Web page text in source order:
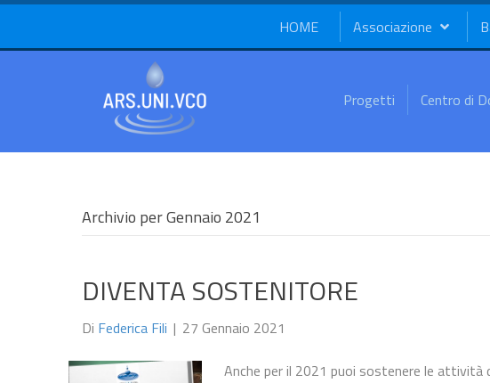
HOME Associazione
Progetti Centro di
Archivio per Gennaio 2021
DIVENTA SOSTENITORE
Di Federica Fili | 27 Gennaio 2021
Anche per il 2021 puoi sostenere le attività